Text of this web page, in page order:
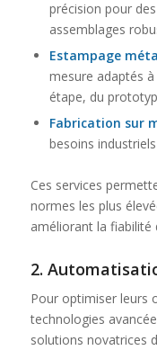
précision pour
assemblages
Estampage
mesure adaptés
étape, du
Fabrication sur
besoins
Ces services
normes les plus
améliorant la fiabilité
2.
Pour optimiser leurs
technologies
solutions novatrices